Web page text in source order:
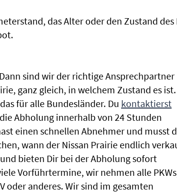
das Alter oder den Zustand des
Dann sind wir der richtige Ansprechpartner
ganz gleich, in welchem Zustand es ist.
für alle Bundesländer. Du kontaktierst
Abholung innerhalb von 24 Stunden
einen schnellen Abnehmer und musst
wann der Nissan Prairie endlich
bieten Dir bei der Abholung sofort
Vorführtermine, wir nehmen alle
oder anderes. Wir sind im gesamten